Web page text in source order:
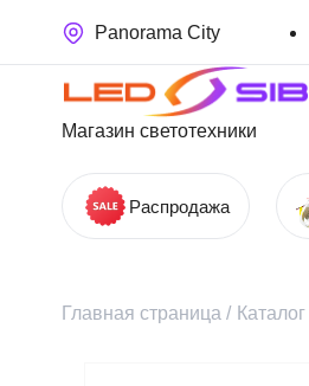
Panorama City
Магазин светотехники
Распродажа
Главная страница / Каталог